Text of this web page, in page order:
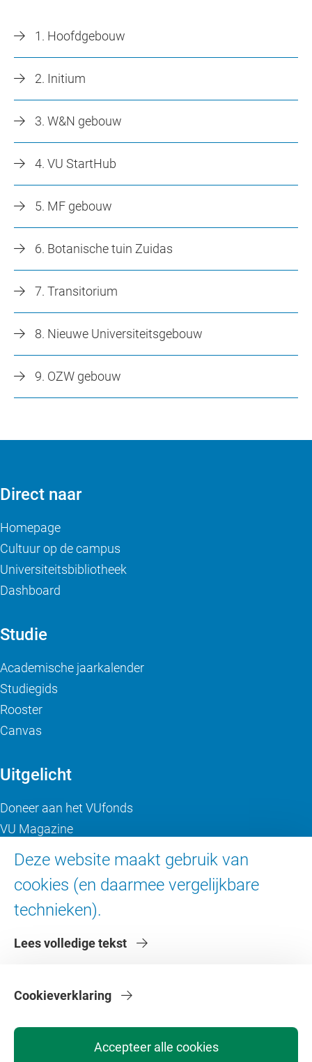
1. Hoofdgebouw
2. Initium
3. W&N gebouw
4. VU StartHub
5. MF gebouw
6. Botanische tuin Zuidas
7. Transitorium
8. Nieuwe Universiteitsgebouw
9. OZW gebouw
Deze website maakt gebruik van
cookies (en daarmee vergelijkbare
technieken).
Lees volledige tekst
Accepteer alle cookies
Cookieverklaring
Direct naar
Homepage
Cultuur op de campus
Universiteitsbibliotheek
Dashboard
Studie
Academische jaarkalender
Studiegids
Rooster
Canvas
Uitgelicht
Doneer aan het VUfonds
VU Magazine
Over de VU
Contact en route
Faculteiten